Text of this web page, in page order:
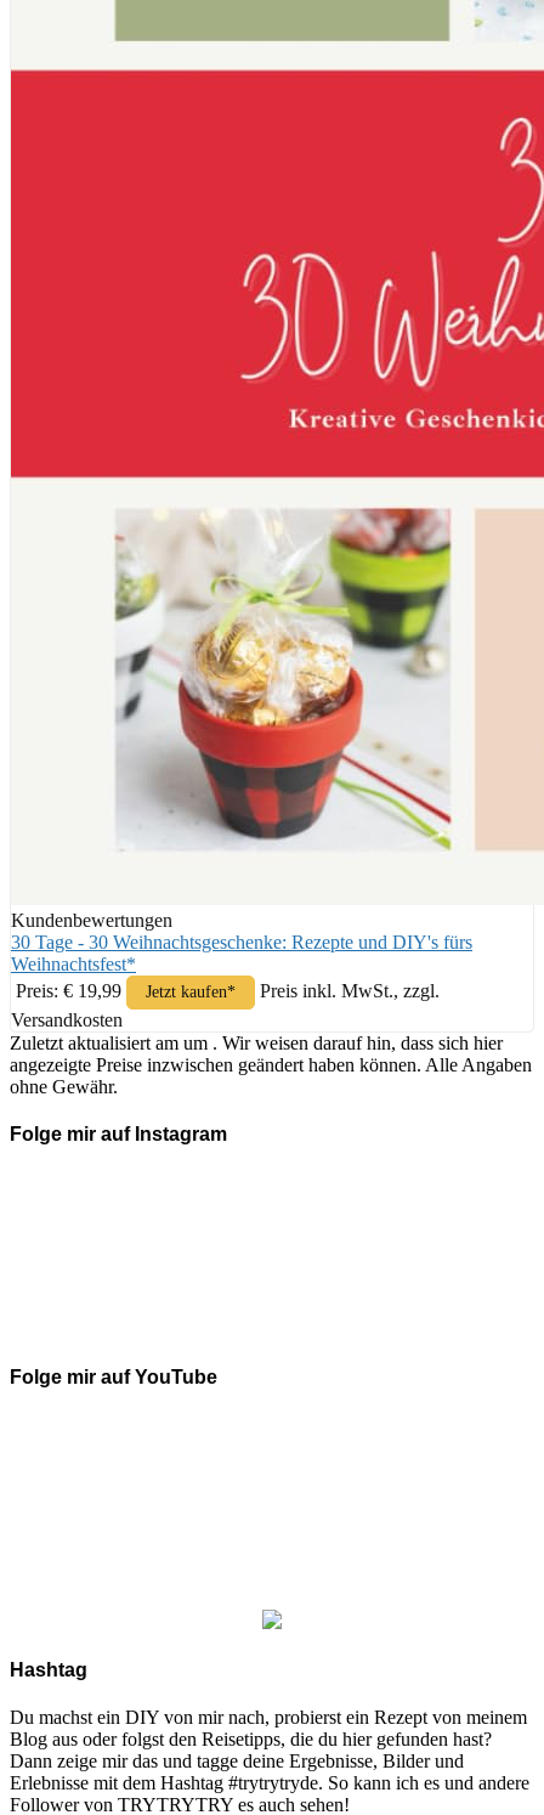
Kundenbewertungen
30 Tage - 30 Weihnachtsgeschenke: Rezepte und DIY's fürs
Weihnachtsfest*
Preis: € 19,99
Jetzt kaufen*
Preis inkl. MwSt., zzgl.
Versandkosten
Zuletzt aktualisiert am um . Wir weisen darauf hin, dass sich hier
angezeigte Preise inzwischen geändert haben können. Alle Angaben
ohne Gewähr.
Folge mir auf Instagram
Folge mir auf YouTube
Hashtag
Du machst ein DIY von mir nach, probierst ein Rezept von meinem
Blog aus oder folgst den Reisetipps, die du hier gefunden hast?
Dann zeige mir das und tagge deine Ergebnisse, Bilder und
Erlebnisse mit dem Hashtag #trytrytryde. So kann ich es und andere
Follower von TRYTRYTRY es auch sehen!